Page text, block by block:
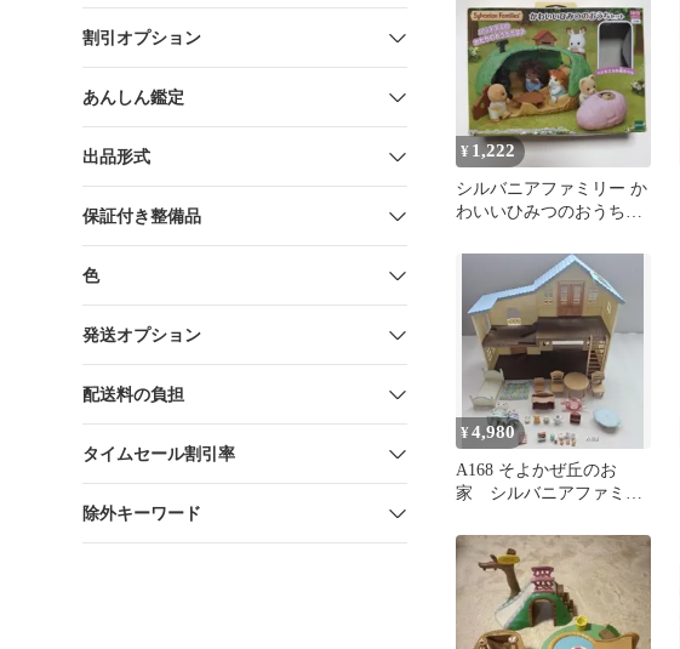
割引オプション
あんしん鑑定
出品形式
保証付き整備品
色
発送オプション
配送料の負担
タイムセール割引率
除外キーワード
¥ 1,222
シルバニアファミリー か
わいいひみつのおうちセ
し)
¥4,980
A168 そよかぜ丘のお
家 シルバニアファミリ